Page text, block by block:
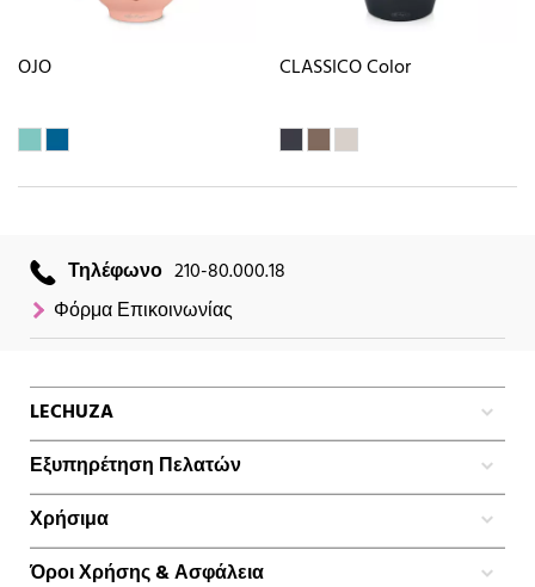
OJO CLASSICO Color
Τηλέφωνο 210-80.000.18
Φόρμα Επικοινωνίας
LECHUZA
Εξυπηρέτηση Πελατών
Χρήσιμα
Όροι Χρήσης & Ασφάλεια